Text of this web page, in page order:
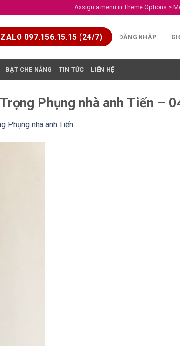
Assign a menu in Theme Options >
ZALO 097.156.15.15 (24/7) ĐĂNG NHẬP
BẠT CHE NẮNG TIN TỨC LIÊN HỆ
Phụng nhà anh Tiến –
Phụng nhà anh Tiến